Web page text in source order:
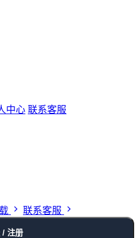
中心 联系客服
联系客服
/ 注册